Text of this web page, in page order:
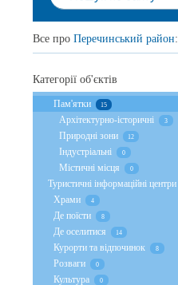
Все про Перечинський район:
Категорії об'єктів
Пам'ятки 15
Архітектурно-історичні 3
Природні зони 12
Індустріальні 0
Містичні місця 0
Туристичні інформаційні центри
Храми 4
Де поїсти 8
Де оселитися 14
Курорти та відпочинок 8
Розваги 0
Культура 0